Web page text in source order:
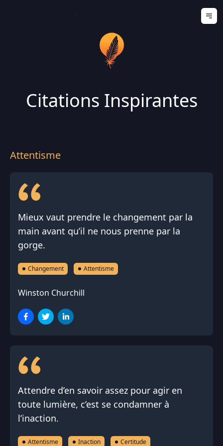
Citations Inspirantes
Attentisme
Mieux vaut prendre le changement par la
main avant qu’il ne nous prenne par la
gorge.
Changement Attentisme
Winston Churchill
Attendre d’en savoir assez pour agir en
toute lumière, c’est se condamner à
l’inaction.
Attentisme Inaction Certitude